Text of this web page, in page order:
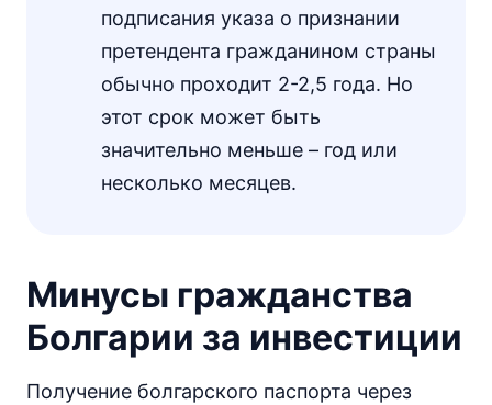
подписания указа о признании
претендента гражданином страны
обычно проходит 2-2,5 года. Но
этот срок может быть
значительно меньше – год или
несколько месяцев.
Минусы гражданства
Болгарии за инвестиции
Получение болгарского паспорта через